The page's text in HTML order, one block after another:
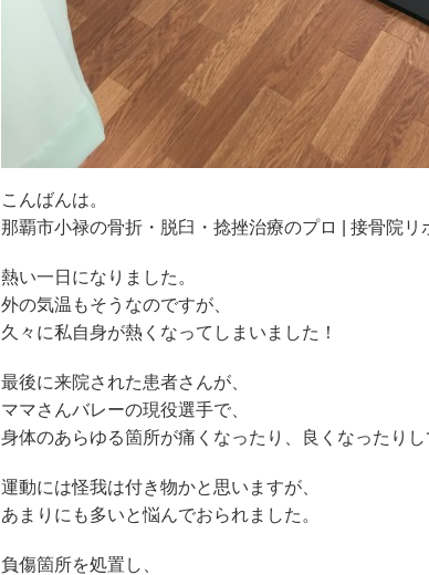
こんばんは。
那覇市小禄の骨折・脱臼・捻挫治療のプロ | 接骨院リ
熱い一日になりました。
外の気温もそうなのですが、
久々に私自身が熱くなってしまいました！
最後に来院された患者さんが、
ママさんバレーの現役選手で、
身体のあらゆる箇所が痛くなったり、良くなったりし
運動には怪我は付き物かと思いますが、
あまりにも多いと悩んでおられました。
負傷箇所を処置し、